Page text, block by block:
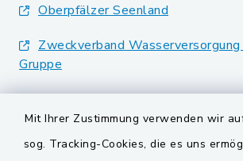
Mit Ihrer Zustimmung verwenden wir
sog. Tracking-Cookies, die es uns
Oberpfälzer Seenland
Zweckverband
Gruppe
Landkreis Schwandorf